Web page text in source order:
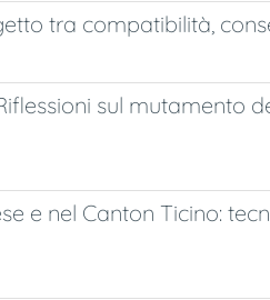
tra compatibilità,
sul mutamento
e nel Canton Ticino: